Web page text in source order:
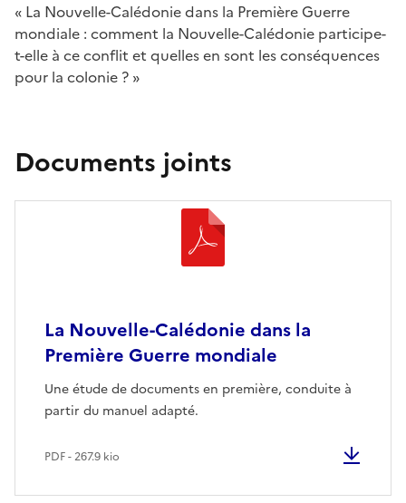
« La Nouvelle-Calédonie dans la Première Guerre
mondiale : comment la Nouvelle-Calédonie participe-
t-elle à ce conflit et quelles en sont les conséquences
pour la colonie ? »
Documents joints
La Nouvelle-Calédonie dans la
Première Guerre mondiale
Une étude de documents en première, conduite à
partir du manuel adapté.
PDF - 267.9 kio